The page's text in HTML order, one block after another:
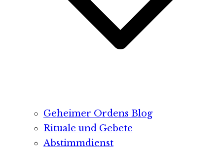
Geheimer Ordens Blog
Rituale und Gebete
Abstimmdienst